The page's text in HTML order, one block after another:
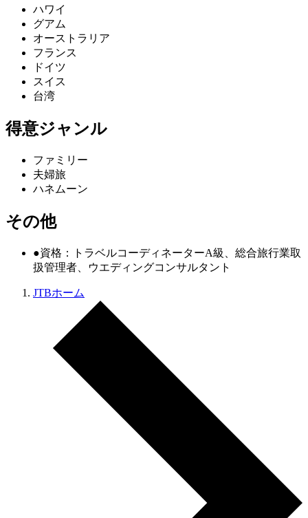
ハワイ
グアム
オーストラリア
フランス
ドイツ
スイス
台湾
得意ジャンル
ファミリー
夫婦旅
ハネムーン
その他
●資格：トラベルコーディネーターA級、総合旅行業取
扱管理者、ウエディングコンサルタント
JTBホーム